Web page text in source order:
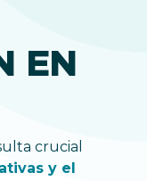
EN
crucial
y el